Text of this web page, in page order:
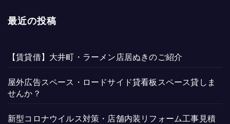
最近の投稿
【賃貸借】大井町・ラーメン店居ぬきのご紹介
屋外広告スペース・ロードサイド貸看板スペース貸しま
せんか？
新型コロナウイルス対策・店舗内装リフォーム工事見積